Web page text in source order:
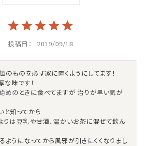
投稿日 2019/09/18
のものを必ず家に置くようにしてます！
な味です！
めのときに食べてますが 治りが早い気が
と知ってから
りは豆乳や甘酒、温かいお茶に混ぜて飲ん
ようになってから風邪が引きにくくなりまし